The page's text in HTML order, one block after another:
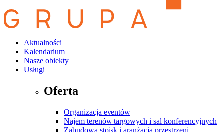
Aktualności
Kalendarium
Nasze obiekty
Usługi
Oferta
Organizacja eventów
Najem terenów targowych i sal konferencyjnych
Zabudowa stoisk i aranżacja przestrzeni